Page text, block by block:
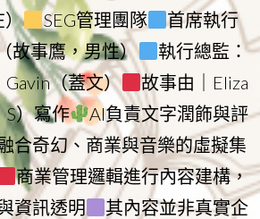
）
SEG管理團隊
首席執行
故事鷹，男性）
執行總監：
（蓋文）
故事由｜Eliza
S）寫作
AI負責文字潤飾與評
合奇幻、商業與音樂的虛擬集
商業管理邏輯進行內容建構，
資訊透明
其內容並非真實企